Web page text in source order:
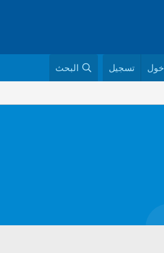
تسجيل البحث